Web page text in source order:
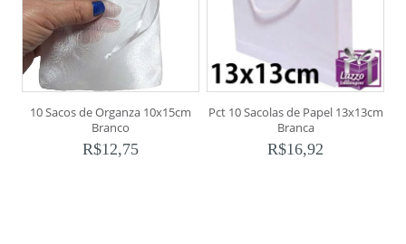
10 Sacos de Organza 10x15cm
Branco
R$12,75
Pct 10 Sacolas de Papel 13x13cm
Branca
R$16,92